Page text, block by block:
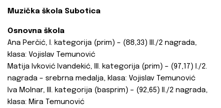
Muzička škola Subotica
Osnovna škola
Ana Perčić, I. kategorija (prim) – (88,33) III./2 nagrada,
klasa: Vojislav Temunović
Matija Ivković Ivandekić, III. kategorija (prim) – (97,17) I./2.
nagrada – srebrna medalja, klasa: Vojislav Temunović
Iva Molnar, III. kategorija (basprim) – (92,65) II./2 nagrada,
klasa: Mira Temunović